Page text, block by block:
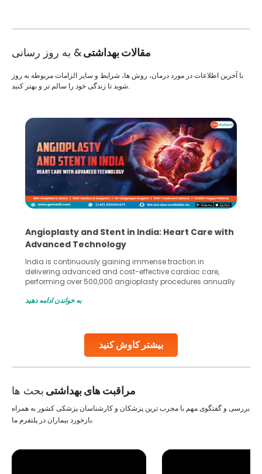
مقالات بهداشتی& به روز رسانی
بیشتر کاوش کنید
با آخرین اطلاعات در مورد درمان، روش ها، شرایط و سایر الزامات مربوطه به روز
شوید تا زندگی خود را سالم تر و بهتر کنید.
Angioplasty and Stent in India: Heart Care with
Advanced Technology
India is continuously gaining immense traction in
delivering advanced and cost-effective cardiac care,
performing over 500,000 angioplasty procedures annually
globe are searching for treatments like angioplasty and
Studies, such as one published
به خواندن ادامه دهید
مراقبت های بهداشتی بحث ها
بررسی و گفتگوی مهم با مجرب ترین پزشکان و کارشناسان پزشکی کشور به همراه
بازخورد بیماران در پلتفرم ما.